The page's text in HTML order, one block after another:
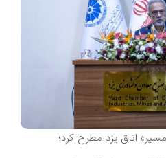
اتاق یزد مطرح کرد؛